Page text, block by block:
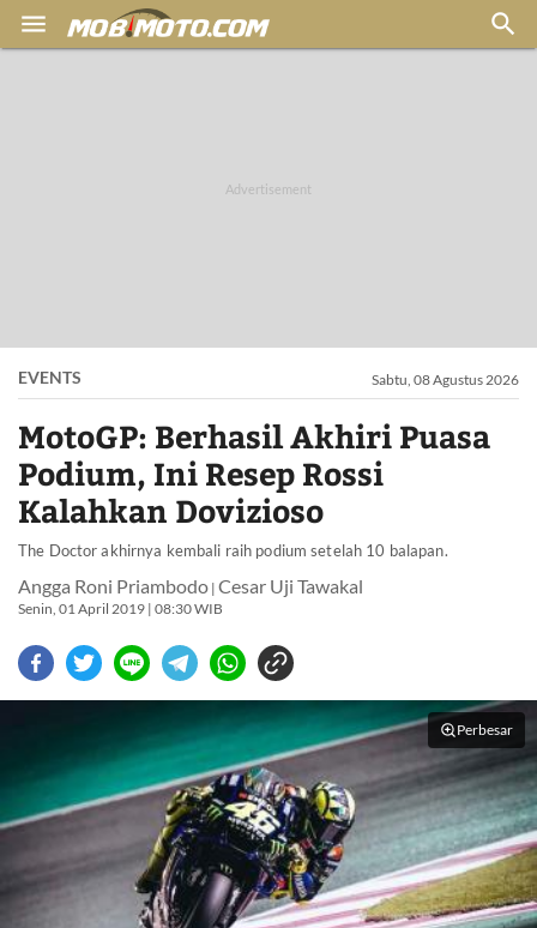
 
EVENTS Sabtu, 08 Agustus 2026
MotoGP: Berhasil Akhiri Puasa
Podium, Ini Resep Rossi
Kalahkan Dovizioso
The Doctor akhirnya kembali raih podium setelah 10 balapan.
Angga Roni Priambodo | Cesar Uji Tawakal
Senin, 01 April 2019 | 08:30 WIB
Perbesar